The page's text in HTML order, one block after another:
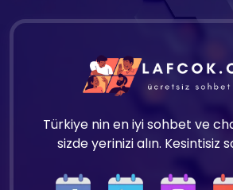
Türkiye nin en iyi sohbet ve
sizde yerinizi alın. Kesintisiz